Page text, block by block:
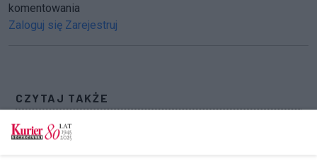
komentowania
Zaloguj się Zarejestruj
CZYTAJ TAKŻE
Tarasy książęce bez tajemnic. Kolejny spacer
Szlakiem Gryfitów